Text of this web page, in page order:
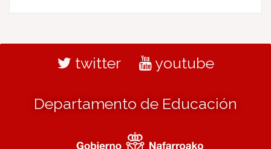
twitter youtube
Departamento de Educación